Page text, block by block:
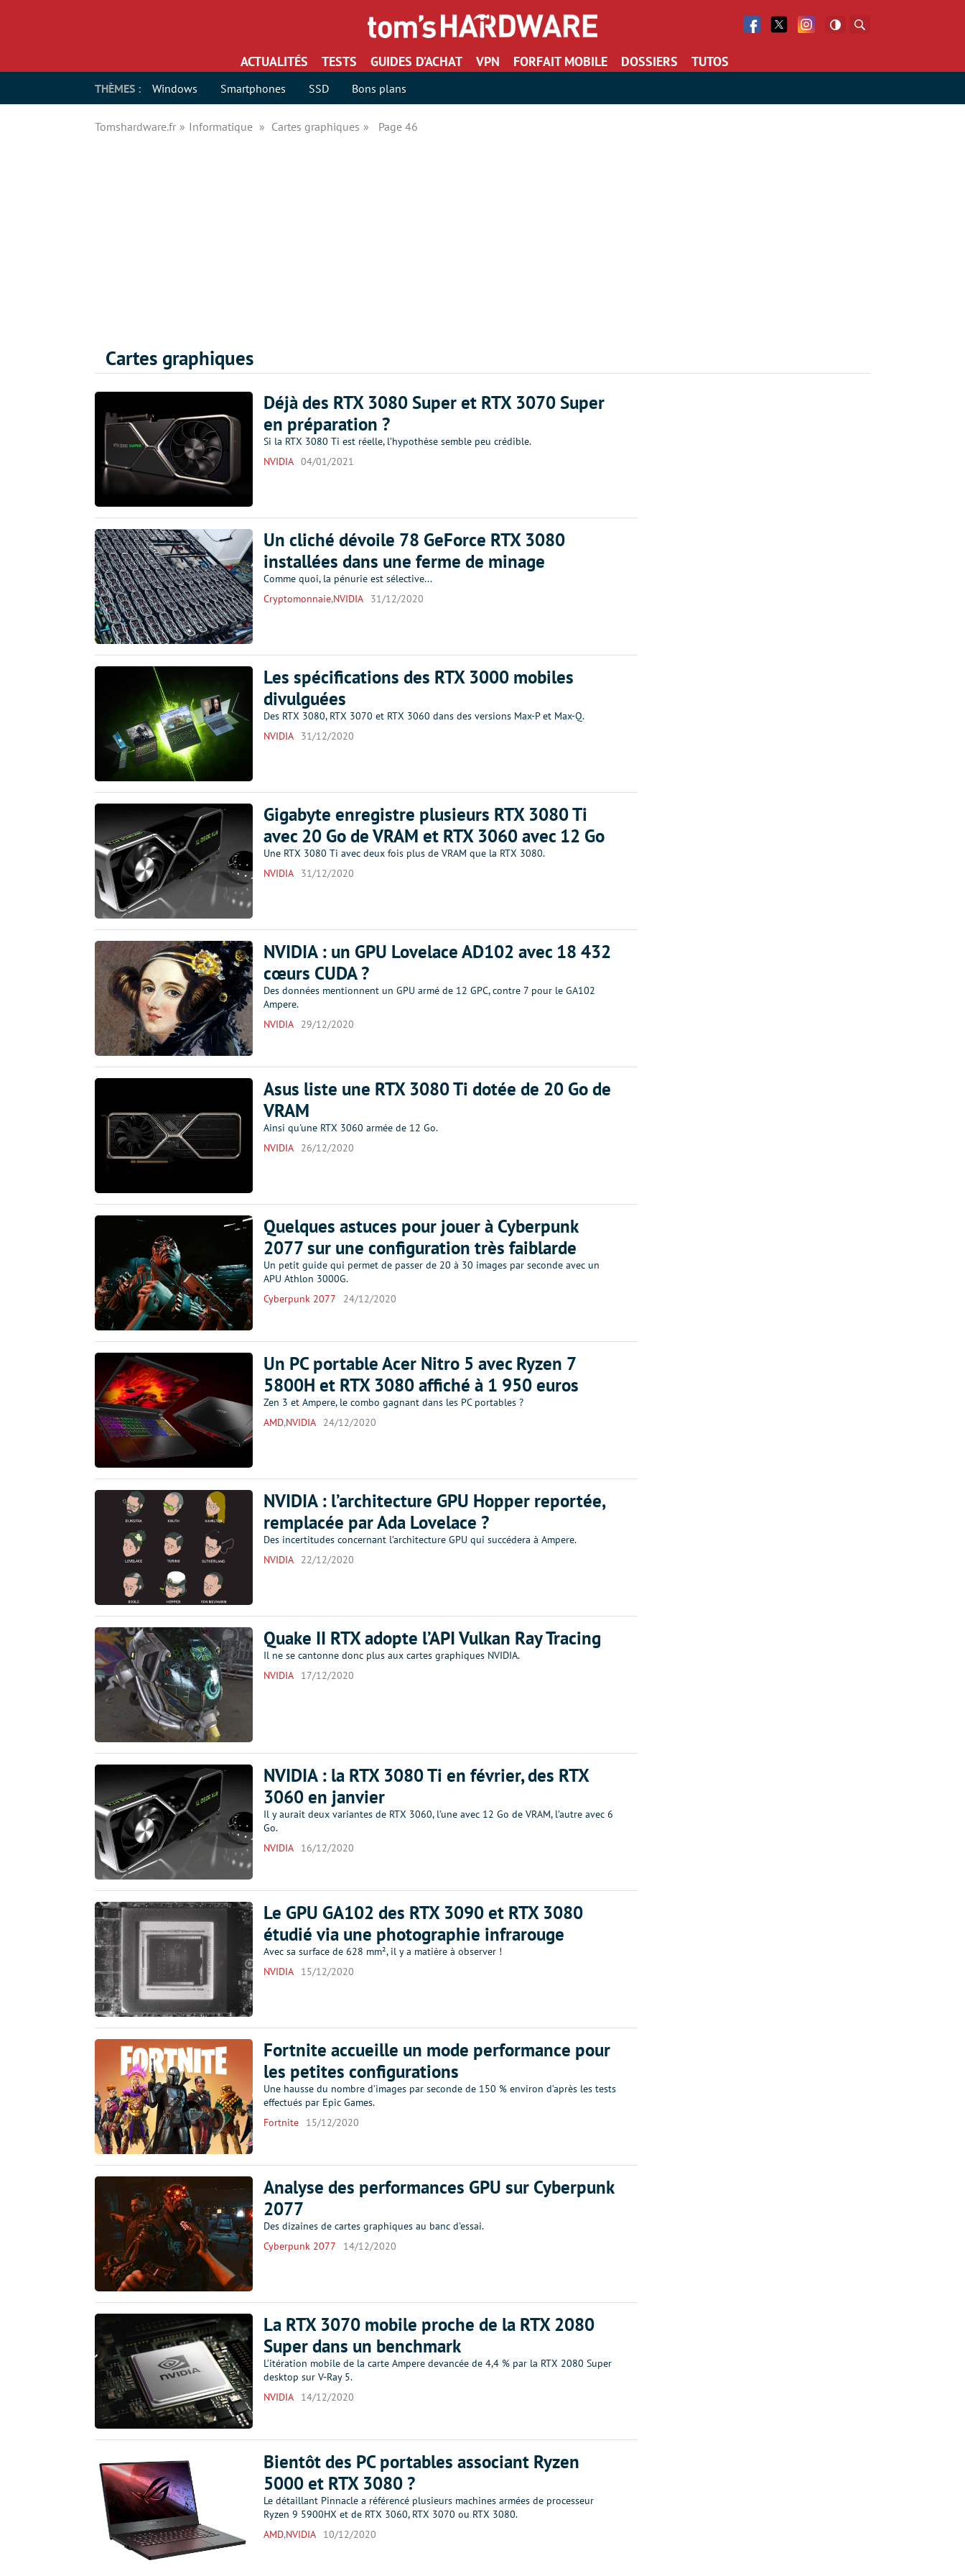
Facebook
Twitter Facebook
ACTUALITÉS TESTS GUIDES D’ACHAT VPN FORFAIT MOBILE DOSSIERS TUTOS
THÈMES : Windows Smartphones SSD Bons plans
Tomshardware.fr Informatique Cartes graphiques Page 46
Cartes graphiques
Déjà des RTX 3080 Super et RTX 3070 Super
en préparation ?
Si la RTX 3080 Ti est réelle, l’hypothèse semble peu crédible.
NVIDIA 04/01/2021
Un cliché dévoile 78 GeForce RTX 3080
installées dans une ferme de minage
Comme quoi, la pénurie est sélective...
Cryptomonnaie,NVIDIA 31/12/2020
Les spécifications des RTX 3000 mobiles
divulguées
Des RTX 3080, RTX 3070 et RTX 3060 dans des versions Max-P et Max-Q.
NVIDIA
31/12/2020
Gigabyte enregistre plusieurs RTX 3080 Ti
avec 20 Go de VRAM et RTX 3060 avec 12 Go
Une RTX 3080 Ti avec deux fois plus de VRAM que la RTX 3080.
NVIDIA
31/12/2020
NVIDIA : un GPU Lovelace AD102 avec 18 432
cœurs CUDA ?
Des données mentionnent un GPU armé de 12 GPC, contre 7 pour le GA102
Ampere.
NVIDIA
29/12/2020
Asus liste une RTX 3080 Ti dotée de 20 Go de
VRAM
Ainsi qu'une RTX 3060 armée de 12 Go.
NVIDIA
26/12/2020
Quelques astuces pour jouer à Cyberpunk
2077 sur une configuration très faiblarde
Un petit guide qui permet de passer de 20 à 30 images par seconde avec un
APU Athlon 3000G.
Cyberpunk 2077
24/12/2020
Un PC portable Acer Nitro 5 avec Ryzen 7
5800H et RTX 3080 affiché à 1 950 euros
Zen 3 et Ampere, le combo gagnant dans les PC portables ?
AMD,NVIDIA 24/12/2020
NVIDIA : l’architecture GPU Hopper reportée,
remplacée par Ada Lovelace ?
Des incertitudes concernant l’architecture GPU qui succédera à Ampere.
NVIDIA
22/12/2020
Quake II RTX adopte l’API Vulkan Ray Tracing
Il ne se cantonne donc plus aux cartes graphiques NVIDIA.
NVIDIA
17/12/2020
NVIDIA : la RTX 3080 Ti en février, des RTX
3060 en janvier
Il y aurait deux variantes de RTX 3060, l’une avec 12 Go de VRAM, l’autre avec 6
Go.
NVIDIA
16/12/2020
Le GPU GA102 des RTX 3090 et RTX 3080
étudié via une photographie infrarouge
Avec sa surface de 628 mm², il y a matière à observer !
NVIDIA
15/12/2020
Fortnite accueille un mode performance pour
les petites configurations
Une hausse du nombre d’images par seconde de 150 % environ d’après les tests
effectués par Epic Games.
Fortnite
15/12/2020
Analyse des performances GPU sur Cyberpunk
2077
Des dizaines de cartes graphiques au banc d'essai.
Cyberpunk 2077
14/12/2020
La RTX 3070 mobile proche de la RTX 2080
Super dans un benchmark
L’itération mobile de la carte Ampere devancée de 4,4 % par la RTX 2080 Super
desktop sur V-Ray 5.
NVIDIA
14/12/2020
Bientôt des PC portables associant Ryzen
5000 et RTX 3080 ?
Le détaillant Pinnacle a référencé plusieurs machines armées de processeur
Ryzen 9 5900HX et de RTX 3060, RTX 3070 ou RTX 3080.
AMD,NVIDIA 10/12/2020